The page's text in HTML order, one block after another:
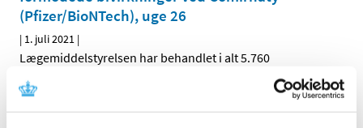
(Pfizer/BioNTech), uge 26
| 1. juli 2021 |
Lægemiddelstyrelsen har behandlet i alt 5.760
indberetninger om formodede bivirkninger ved…